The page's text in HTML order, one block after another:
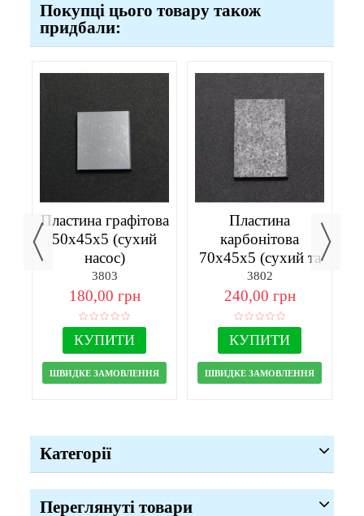
Покупці цього товару також
придбали:
Пластина графітова
50х45х5 (сухий
насос)
3803
180,00 грн
КУПИТИ
ШВИДКЕ ЗАМОВЛЕННЯ
Пластина
карбонітова
70х45х5 (сухий та
масляний насос)
3802
240,00 грн
КУПИТИ
ШВИДКЕ ЗАМОВЛЕННЯ
Категорії
Переглянуті товари